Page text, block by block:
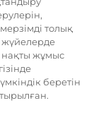
толық
жүйелерде
жұмыс
беретін